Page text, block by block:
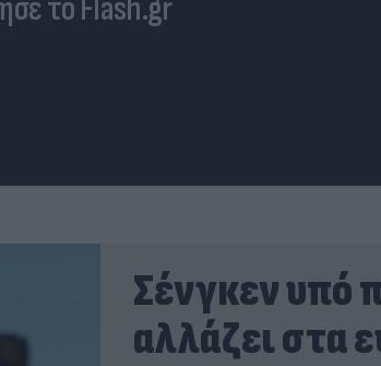
το Flash.gr
Σένγκεν υπό
αλλάζει στα